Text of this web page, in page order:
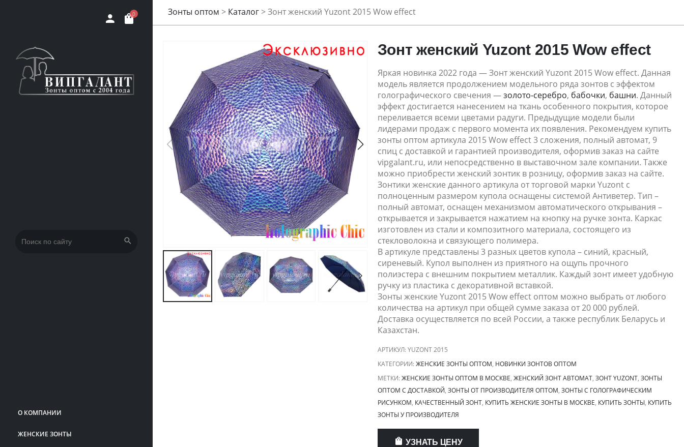
0
Искать:
О КОМПАНИИ
ЖЕНСКИЕ ЗОНТЫ
Зонты оптом > Каталог>Зонт женский Yuzont 2015 Wow effect
Зонт женский Yuzont 2015 Wow effect
Яркая новинка 2022 года — Зонт женский Yuzont 2015 Wow effect. Данная
модель является продолжением модельного ряда зонтов с эффектом
голографического свечения —золото-серебро, бабочки, башни. Данный
эффект достигается нанесением на ткань особенного покрытия, которое
переливается всеми цветами радуги. Предыдущие модели были
лидерами продаж с первого момента их появления. Рекомендуем купить
зонты оптом артикула 2015 Wow effect 3 сложения, полный автомат, 9
спиц с доставкой и гарантией производителя, оформив заказ на сайте
vipgalant.ru, или непосредственно в выставочном зале компании. Также
можно приобрести женский зонтик в розницу, оформив заказ на сайте.
Зонтики женские данного артикула от торговой марки Yuzont с
полноценным размером купола оснащены системой Антиветер. Тип –
полный автомат, оснащен механизмом автоматического открывания –
открывается и закрывается нажатием на кнопку на ручке зонта. Каркас
изготовлен из стали и композитного материала, состоящего из
стекловолокна и связующего полимера.
В артикуле представлены 3 разных цветов купола – синий, красный,
сиреневый. Купол выполнен из приятного на ощупь прочного
полиэстера с внешним покрытием металлик. Каждый зонт имеет удобную
ручку из пластика с декоративной вставкой.
Зонты женские Yuzont 2015 Wow effect оптом можно выбрать от любого
количества на артикул при общей сумме заказа от 20 000 рублей.
Доставка осуществляется по всей России, а также республик Беларусь и
Казахстан.
АРТИКУЛ:YUZONT 2015
КАТЕГОРИИ:ЖЕНСКИЕ ЗОНТЫ ОПТОМ, НОВИНКИ ЗОНТОВ ОПТОМ
МЕТКИ:ЖЕНСКИЕ ЗОНТЫ ОПТОМ В МОСКВЕ, ЖЕНСКИЙ ЗОНТ АВТОМАТ, ЗОНТ YUZONT, ЗОНТЫ
ОПТОМ С ДОСТАВКОЙ, ЗОНТЫ ОТ ПРОИЗВОДИТЕЛЯ ОПТОМ, ЗОНТЫ С ГОЛОГРАФИЧЕСКИМ
РИСУНКОМ, КАЧЕСТВЕННЫЙ ЗОНТ, КУПИТЬ ЖЕНСКИЕ ЗОНТЫ В МОСКВЕ, КУПИТЬ ЗОНТЫ, КУПИТЬ
ЗОНТЫ У ПРОИЗВОДИТЕЛЯ
УЗНАТЬ ЦЕНУ